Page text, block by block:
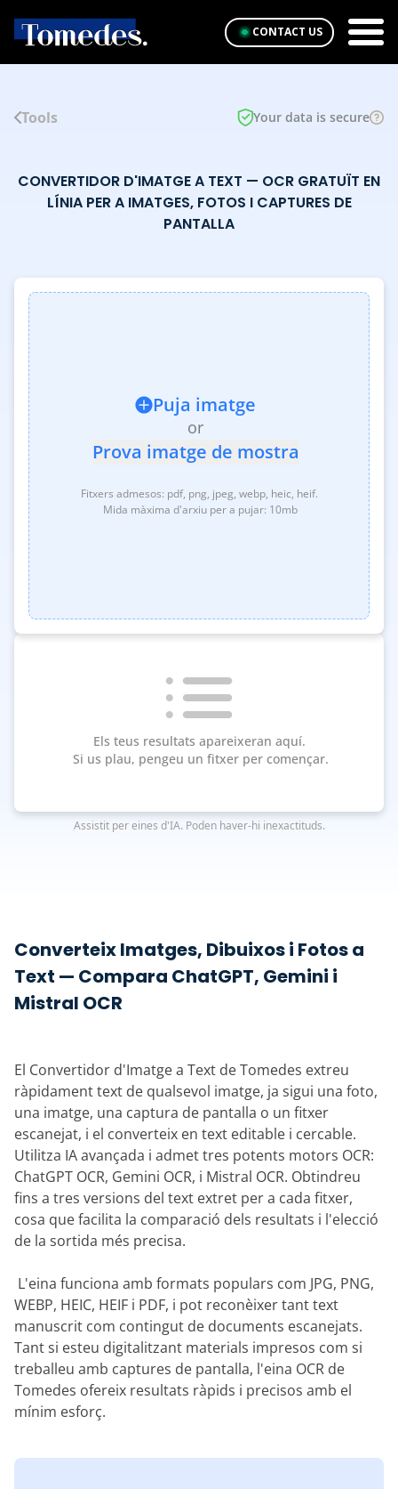
CONTACT US
Tools Your data is secure
CONVERTIDOR D'IMATGE A TEXT — OCR GRATUÏT EN
LÍNIA PER A IMATGES, FOTOS I CAPTURES DE
PANTALLA
Puja imatge
or
Prova imatge de mostra
Fitxers admesos: pdf, png, jpeg, webp, heic, heif.
‎ Mida màxima d'arxiu per a pujar: 10mb
Els teus resultats apareixeran aquí.
‎ Si us plau, pengeu un fitxer per començar.
Assistit per eines d'IA. Poden haver-hi inexactituds.
Converteix Imatges, Dibuixos i Fotos a
Text — Compara ChatGPT, Gemini i
Mistral OCR
El Convertidor d'Imatge a Text de Tomedes extreu
ràpidament text de qualsevol imatge, ja sigui una foto,
una imatge, una captura de pantalla o un fitxer
escanejat, i el converteix en text editable i cercable.
Utilitza IA avançada i admet tres potents motors OCR:
ChatGPT OCR, Gemini OCR, i Mistral OCR. Obtindreu
fins a tres versions del text extret per a cada fitxer,
cosa que facilita la comparació dels resultats i l'elecció
de la sortida més precisa.
‎ L'eina funciona amb formats populars com JPG, PNG,
WEBP, HEIC, HEIF i PDF, i pot reconèixer tant text
manuscrit com contingut de documents escanejats.
Tant si esteu digitalitzant materials impresos com si
treballeu amb captures de pantalla, l'eina OCR de
Tomedes ofereix resultats ràpids i precisos amb el
mínim esforç.